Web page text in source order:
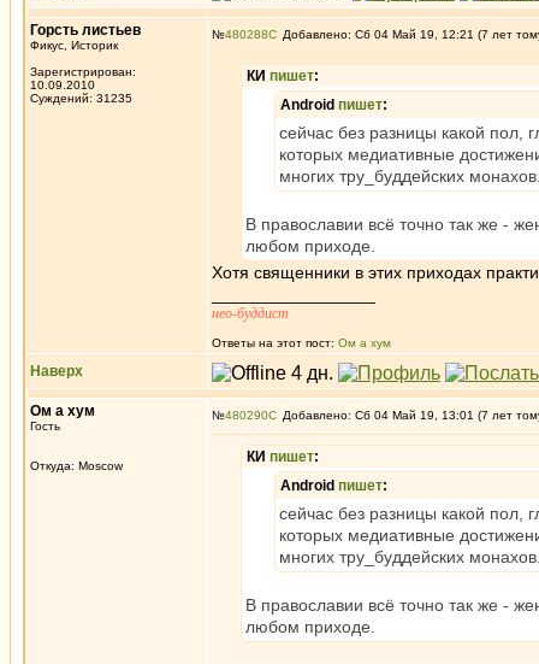
Горсть листьев
Фикус, Историк
Зарегистрирован:
10.09.2010
Суждений: 31235
№480288 Добавлено: Сб 04 Май 19, 12:21 (7 лет
КИ пишет:
Android пишет:
сейчас без разницы какой пол,
которых медиативные
многих тру_буддейских
В православии всё точно так же -
любом приходе.
Хотя священники в этих приходах
нео-буддист
Ответы на этот пост: Ом а хум
Наверх
Ом а хум
Гость
Откуда: Moscow
№480290 Добавлено: Сб 04 Май 19, 13:01 (7 лет
КИ пишет:
Android пишет:
сейчас без разницы какой пол,
которых медиативные
многих тру_буддейских
В православии всё точно так же -
любом приходе.